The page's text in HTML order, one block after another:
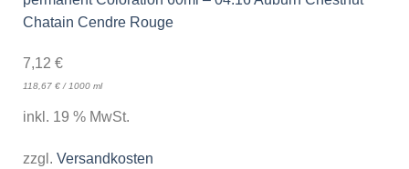
Chatain Cendre Rouge
7,12 €
118,67 €/1000 ml
inkl. 19 % MwSt.
zzgl. Versandkosten